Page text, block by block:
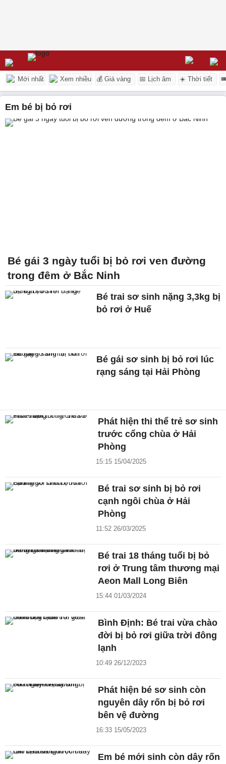
Mới nhất Xem nhiều 💰 Giá vàng 📅 Lịch âm ☀️ Thời tiết
em bé bị bỏ rơi
Bé gái 3 ngày tuổi bị bỏ rơi ven đường
trong đêm ở Bắc Ninh
Bé trai sơ sinh nặng 3,3kg bị
bỏ rơi ở Huế
Bé gái sơ sinh bị bỏ rơi lúc
rạng sáng tại Hải Phòng
Phát hiện thi thể trẻ sơ sinh
trước cổng chùa ở Hải
Phòng
15:15 15/04/2025
Bé trai sơ sinh bị bỏ rơi
cạnh ngôi chùa ở Hải
Phòng
11:52 26/03/2025
Bé trai 18 tháng tuổi bị bỏ
rơi ở Trung tâm thương mại
Aeon Mall Long Biên
15:44 01/03/2024
Bình Định: Bé trai vừa chào
đời bị bỏ rơi giữa trời đông
lạnh
10:49 26/12/2023
Phát hiện bé sơ sinh còn
nguyên dây rốn bị bỏ rơi
bên vệ đường
16:33 15/05/2023
Em bé mới sinh còn dây rốn